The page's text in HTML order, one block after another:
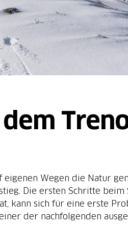
Wegen die Natur
Die ersten Schritte beim
kann sich für eine erste
der nachfolgenden